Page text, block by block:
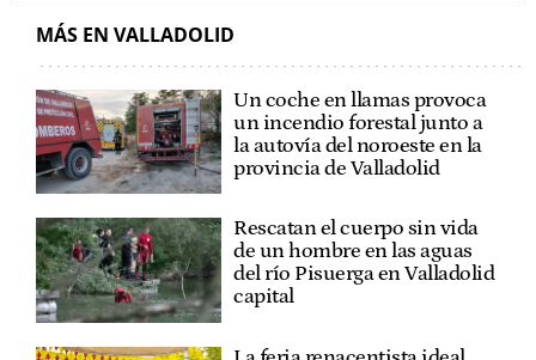
MÁS EN VALLADOLID
Un coche en llamas provoca
un incendio forestal junto a
la autovía del noroeste en la
provincia de Valladolid
Rescatan el cuerpo sin vida
de un hombre en las aguas
del río Pisuerga en Valladolid
capital